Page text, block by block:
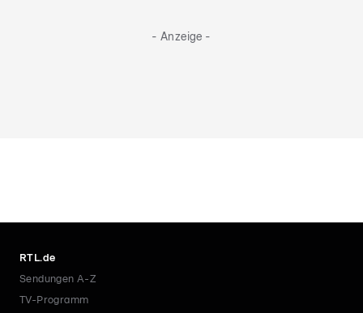
- Anzeige -
RTL.de
Sendungen A-Z
TV-Programm